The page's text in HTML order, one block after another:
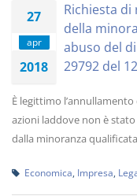
27
apr
2018
Richiesta di
della
abuso del
29792 del
È legittimo
azioni laddove non è stato
dalla minoranza
Economica Impresa